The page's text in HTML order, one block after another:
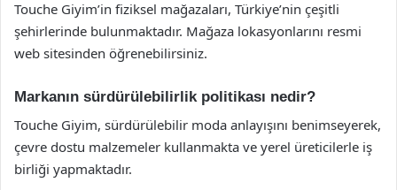
Touche Giyim’in fiziksel mağazaları, Türkiye’nin çeşitli
şehirlerinde bulunmaktadır. Mağaza lokasyonlarını resmi
web sitesinden öğrenebilirsiniz.
Markanın sürdürülebilirlik politikası nedir?
Touche Giyim, sürdürülebilir moda anlayışını benimseyerek,
çevre dostu malzemeler kullanmakta ve yerel üreticilerle iş
birliği yapmaktadır.